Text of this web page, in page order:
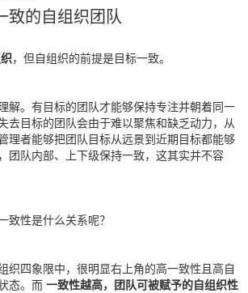
致的自组织团队
，但自组织的前提是目标一致。
解。有目标的团队才能够保持专注并朝着同一
去目标的团队会由于难以聚焦和缺乏动力，从
理者能够把团队目标从远景到近期目标都能够
团队内部、上下级保持一致，这其实并不容
致性是什么关系呢？
织四象限中，很明显右上角的高一致性且高自
态。而 一致性越高，团队可被赋予的自组织性